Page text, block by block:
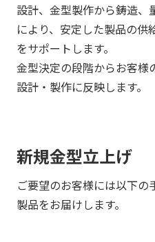
設計、金型製作から鋳造、
により、安定した製品の供
をサポートします。
金型決定の段階からお客様
設計・製作に反映します。
新規金型立上げ
ご要望のお客様には以下
製品をお届けします。